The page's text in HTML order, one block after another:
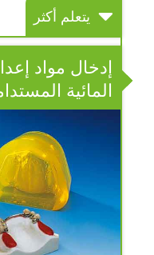
يتعلم أكثر
إدخال مواد
المائية